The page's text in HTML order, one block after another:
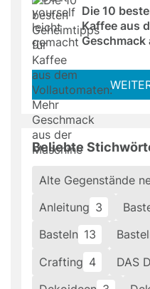
Die 10
Kaffee aus
Beliebte
Alte Gegenstände
Anleitung 3
Basteln 13
Crafting 4 DAS